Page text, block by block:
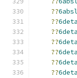
??6absl
??
??
??
??
??
??